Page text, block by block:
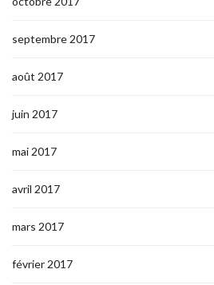
septembre 2017
août 2017
juin 2017
mai 2017
avril 2017
mars 2017
février 2017